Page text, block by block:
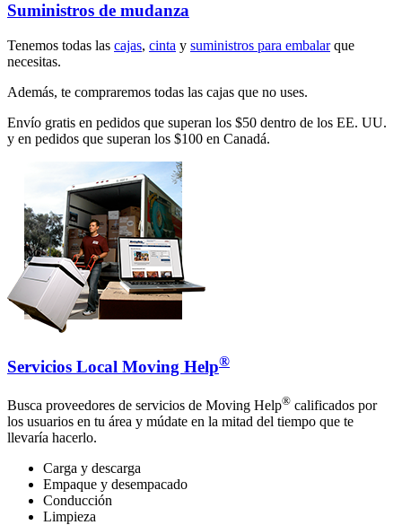
Suministros de mudanza
Tenemos todas las cajas, cinta y suministros para embalarque
necesitas.
Además, te compraremos todas las cajas que no uses.
Envío gratis en pedidos que superan los $50 dentro de los EE. UU.
y en pedidos que superan los $100 en Canadá.
Servicios Local Moving Help®
Busca proveedores de servicios de Moving Help® calificados por
los usuarios en tu área y múdate en la mitad del tiempo que te
llevaría hacerlo.
Carga y descarga
Empaque y desempacado
Conducción
Limpieza